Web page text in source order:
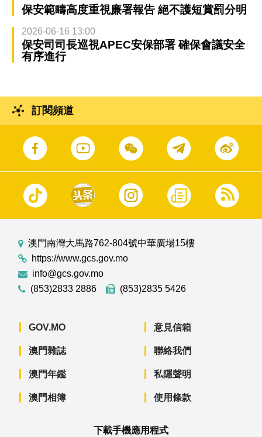
保安範疇高度重視廉署報告 絕不護短賞罰分明
2026-06-16 13:00
保安司司長巡視APEC安保部署 確保會議安全
有序進行
訂閱頻道
澳門南灣大馬路762-804號中華廣場15樓
https://www.gcs.gov.mo
info@gcs.gov.mo
(853)2833 2886
(853)2835 5426
GOV.MO
澳門雜誌
澳門年鑑
澳門相簿
意見信箱
聯絡我們
私隱聲明
使用條款
下載手機應用程式